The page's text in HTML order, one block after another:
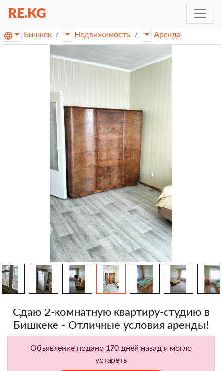
RE.KG
Бишкек Недвижимость Аренда
Сдаю 2-комнатную квартиру-студию в
Бишкеке - Отличные условия аренды!
Объявление подано 170 дней назад и могло
устареть